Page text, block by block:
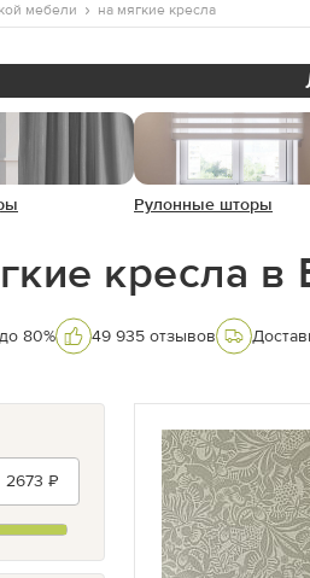
мебели на мягкие кресла
Рулонные шторы
кресла в
80% 49 935 отзывов